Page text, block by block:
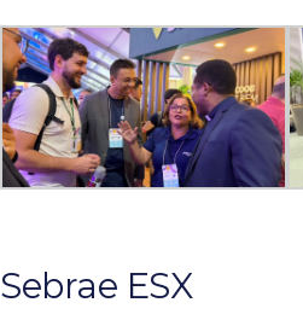
Sebrae ESX